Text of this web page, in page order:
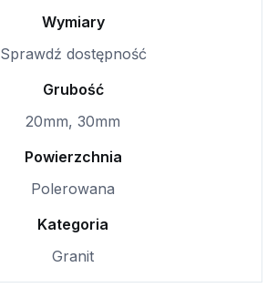
Wymiary
Sprawdź dostępność
Grubość
20mm, 30mm
Powierzchnia
Polerowana
Kategoria
Granit